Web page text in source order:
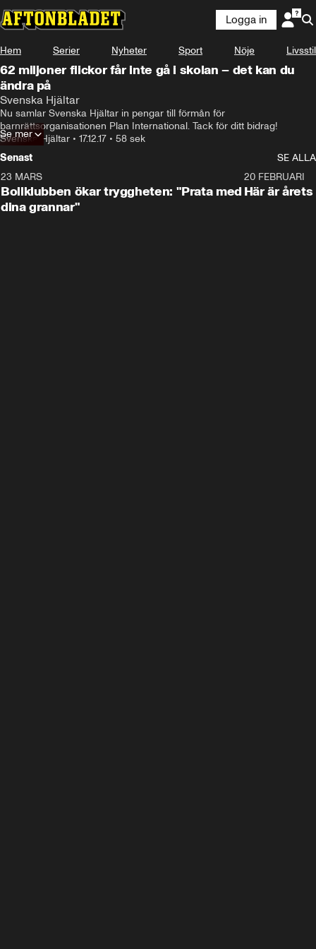
Logga in
Hem Serier Nyheter Sport Nöje Livsstil
62 miljoner flickor får inte gå i skolan – det kan du
ändra på
Svenska Hjältar
Nu samlar Svenska Hjältar in pengar till förmån för
barnrättsorganisationen Plan International. Tack för ditt bidrag!
Svenska Hjältar • 17.12.17 • 58 sek
Se mer
Senast
SE ALLA
23 MARS
Bollklubben ökar tryggheten: "Prata med
dina grannar"
20 FEBRUARI
Här är